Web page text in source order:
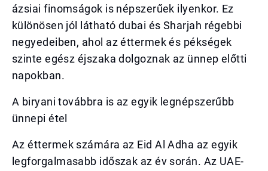
ázsiai finomságok is népszerűek ilyenkor. Ez
különösen jól látható dubai és Sharjah régebbi
negyedeiben, ahol az éttermek és pékségek
szinte egész éjszaka dolgoznak az ünnep előtti
napokban.
A biryani továbbra is az egyik legnépszerűbb
ünnepi étel
Az éttermek számára az Eid Al Adha az egyik
legforgalmasabb időszak az év során. Az UAE-